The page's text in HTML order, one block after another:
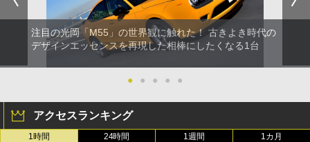
注目の光岡「M55」の世界観に触れた！ 古きよき時代の
デザインエッセンスを再現した相棒にしたくなる1台
● ● ● ● ●
アクセスランキング
1時間 24時間 1週間 1カ月